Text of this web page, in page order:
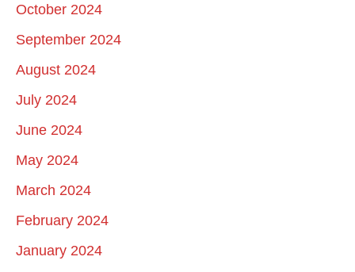
October 2024
September 2024
August 2024
July 2024
June 2024
May 2024
March 2024
February 2024
January 2024